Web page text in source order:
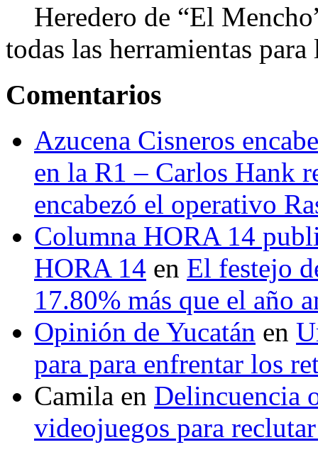
Heredero de “El
todas las herramientas
Comentarios
Azucena Cisneros
en la R1 – Carlos Hank
encabezó el operativo
Columna HORA 14
HORA 14 en El festejo
17.80% más que el año
Opinión de Yucatán en
para para enfrentar los
Camila en Delincuencia
videojuegos para